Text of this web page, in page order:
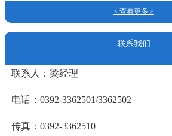
< 查看更多 >
联系我们
联系人：梁经理
电话：0392-3362501/3362502
传真：0392-3362510